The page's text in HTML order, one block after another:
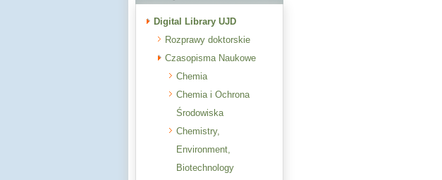
Digital Library UJD
Rozprawy doktorskie
Czasopisma Naukowe
Chemia
Chemia i Ochrona
Środowiska
Chemistry,
Environment,
Biotechnology